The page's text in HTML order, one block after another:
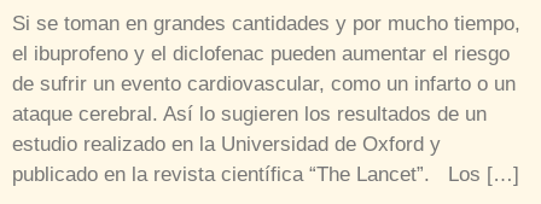
Si se toman en grandes cantidades y por mucho tiempo,
el ibuprofeno y el diclofenac pueden aumentar el riesgo
de sufrir un evento cardiovascular, como un infarto o un
ataque cerebral. Así lo sugieren los resultados de un
estudio realizado en la Universidad de Oxford y
publicado en la revista científica “The Lancet”. Los […]